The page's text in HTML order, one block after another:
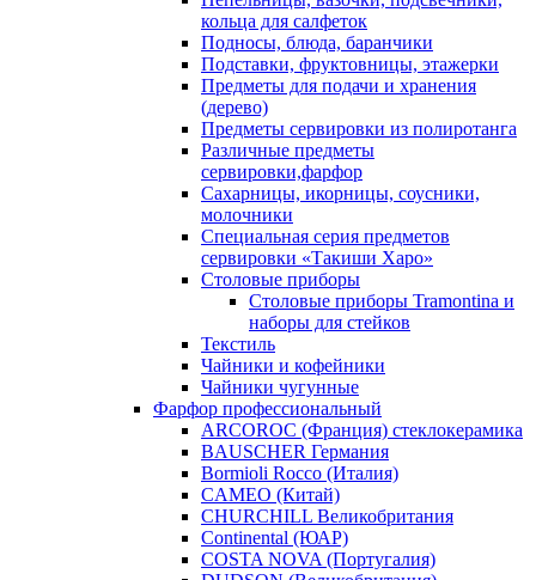
кольца для салфеток
Подносы, блюда, баранчики
Подставки, фруктовницы, этажерки
Предметы для подачи и хранения
(дерево)
Предметы сервировки из полиротанга
Различные предметы
сервировки,фарфор
Сахарницы, икорницы, соусники,
молочники
Специальная серия предметов
сервировки «Такиши Харо»
Столовые приборы
Столовые приборы Trаmоntina и
наборы для стейков
Текстиль
Чайники и кофейники
Чайники чугунные
Фарфор профессиональный
ARCOROC (Франция) стеклокерамика
BAUSCHER Германия
Bormioli Rocco (Италия)
CAMEO (Китай)
CHURCHILL Великобритания
Continental (ЮАР)
COSTA NOVA (Португалия)